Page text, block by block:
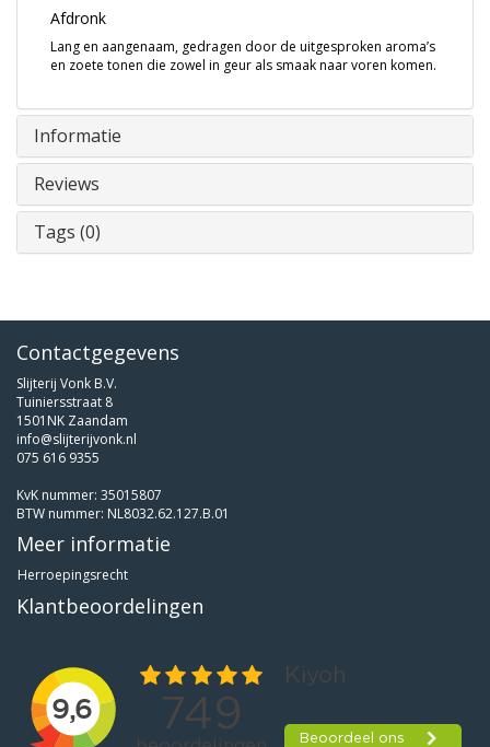
Afdronk
Lang en aangenaam, gedragen door de uitgesproken aroma’s
en zoete tonen die zowel in geur als smaak naar voren komen.
Informatie
Reviews
Tags (0)
Contactgegevens
Slijterij Vonk B.V.
Tuiniersstraat 8
1501NK Zaandam
info@slijterijvonk.nl
075 616 9355
KvK nummer: 35015807
BTW nummer: NL8032.62.127.B.01
Meer informatie
Herroepingsrecht
Klantbeoordelingen